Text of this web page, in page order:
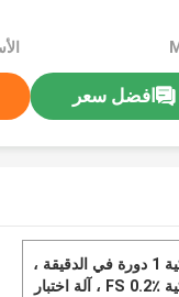
افضل سعر
منضدة اختبار ديناميكية 1 دورة في الدقيقة ،
منضدة اختبار ديناميكية FS 0.2٪ ، آلة اختبار